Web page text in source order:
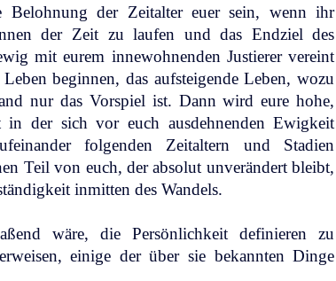
Belohnung der Zeitalter euer sein, wenn ihr
der Zeit zu laufen und das Endziel des
mit eurem innewohnenden Justierer vereint
beginnen, das aufsteigende Leben, wozu
nur das Vorspiel ist. Dann wird eure hohe,
in der sich vor euch ausdehnenden Ewigkeit
folgenden Zeitaltern und Stadien
Teil von euch, der absolut unverändert bleibt,
inmitten des Wandels.
wäre, die Persönlichkeit definieren zu
einige der über sie bekannten Dinge